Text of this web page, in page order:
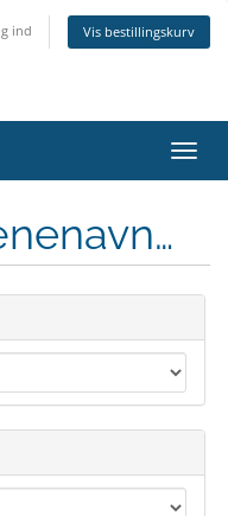
ind Vis bestillingskurv